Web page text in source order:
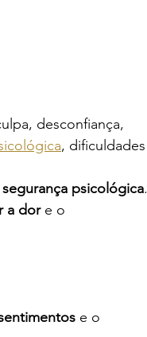
desconfiança,
, dificuldades
segurança psicológica.
a dor e o
e o